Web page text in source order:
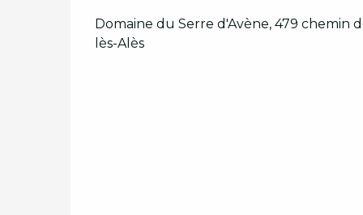
Domaine du Serre d'Avène, 479 chemin
lès-Alès